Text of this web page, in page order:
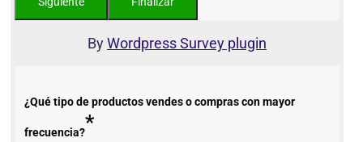
ByWordpress Survey plugin
¿Qué tipo de productos vendes o compras con mayor
frecuencia?*